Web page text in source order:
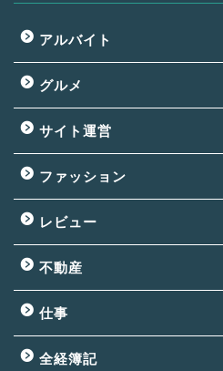
アルバイト
グルメ
サイト運営
ファッション
レビュー
不動産
仕事
全経簿記